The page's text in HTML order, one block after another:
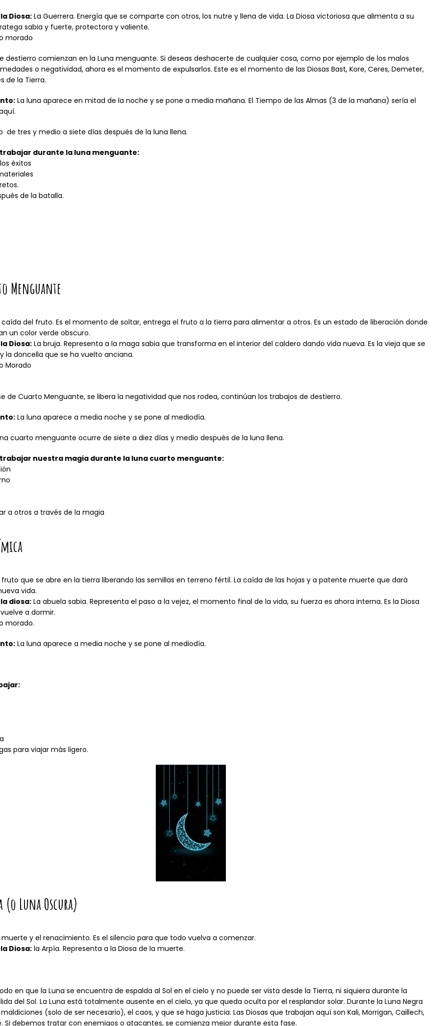
Diosa: La Guerrera. Energía que se comparte con otros, los nutre y llena de vida. La Diosa victoriosa que alimenta a su
sabia y fuerte, protectora y valiente.
morado
destierro comienzan en la Luna menguante. Si deseas deshacerte de cualquier cosa, como por ejemplo de los malos
o negatividad, ahora es el momento de expulsarlos. Este es el momento de las Diosas Bast, Kore, Ceres, Demeter,
de la Tierra.
La luna aparece en mitad de la noche y se pone a media mañana. El Tiempo de las Almas (3 de la mañana) sería el
de tres y medio a siete días después de la luna llena.
durante la luna menguante:
éxitos
de la batalla.
Menguante
caída del fruto. Es el momento de soltar, entrega el fruto a la tierra para alimentar a otros. Es un estado de liberación donde
un color verde obscuro.
Diosa: La bruja. Representa a la maga sabia que transforma en el interior del caldero dando vida nueva. Es la vieja que se
la doncella que se ha vuelto anciana.
Morado
de Cuarto Menguante, se libera la negatividad que nos rodea, continúan los trabajos de destierro.
La luna aparece a media noche y se pone al mediodía.
cuarto menguante ocurre de siete a diez días y medio después de la luna llena.
nuestra magia durante la luna cuarto menguante:
a otros a través de la magia
fruto que se abre en la tierra liberando las semillas en terreno fértil. La caída de las hojas y a patente muerte que dará
vida.
diosa: La abuela sabia. Representa el paso a la vejez, el momento final de la vida, su fuerza es ahora interna. Es la Diosa
a dormir.
morado.
La luna aparece a media noche y se pone al mediodía.
para viajar más ligero.
(o Luna Oscura)
y el renacimiento. Es el silencio para que todo vuelva a comenzar.
Diosa: la Arpía. Representa a la Diosa de la muerte.
en que la Luna se encuentra de espalda al Sol en el cielo y no puede ser vista desde la Tierra, ni siquiera durante la
del Sol. La Luna está totalmente ausente en el cielo, ya que queda oculta por el resplandor solar. Durante la Luna Negra
(solo de ser necesario), el caos, y que se haga justicia. Las Diosas que trabajan aquí son Kali, Morrigan, Caillech,
Si debemos tratar con enemigos o atacantes, se comienza mejor durante esta fase.